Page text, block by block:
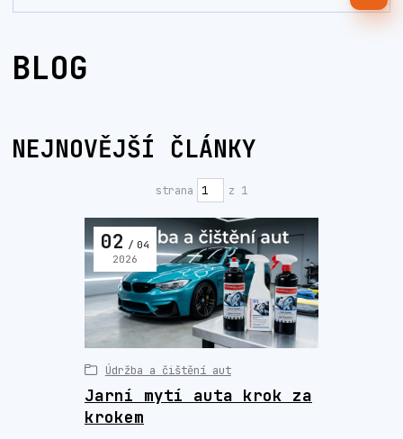
BLOG
NEJNOVĚJŠÍ ČLÁNKY
strana z 1
Jarní mytí auta krok za
krokem
02
04
2026
Údržba a čištění aut